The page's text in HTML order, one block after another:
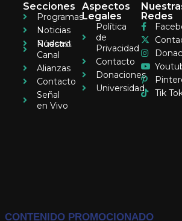
Secciones
Programas
Noticias
Pódcast
Nuestro
Canal
Alianzas
Contacto
Señal
en Vivo
Aspectos
Legales
Política
de
Privacidad
Contacto
Donaciones
Universidad
Redes
Tik